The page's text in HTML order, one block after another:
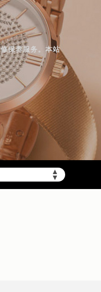
保养服务。本站
▲
▼